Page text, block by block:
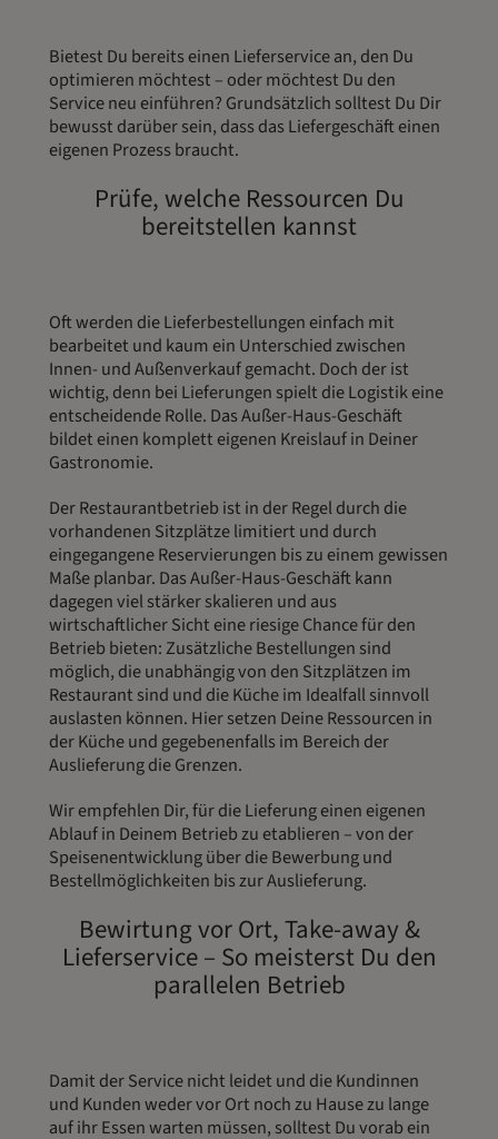
Bietest Du bereits einen Lieferservice an, den Du
optimieren möchtest – oder möchtest Du den
Service neu einführen? Grundsätzlich solltest Du Dir
bewusst darüber sein, dass das Liefergeschäft einen
eigenen Prozess braucht.
Prüfe, welche Ressourcen Du
bereitstellen kannst
Oft werden die Lieferbestellungen einfach mit
bearbeitet und kaum ein Unterschied zwischen
Innen- und Außenverkauf gemacht. Doch der ist
wichtig, denn bei Lieferungen spielt die Logistik eine
entscheidende Rolle. Das Außer-Haus-Geschäft
bildet einen komplett eigenen Kreislauf in Deiner
Gastronomie.
Der Restaurantbetrieb ist in der Regel durch die
vorhandenen Sitzplätze limitiert und durch
eingegangene Reservierungen bis zu einem gewissen
Maße planbar. Das Außer-Haus-Geschäft kann
dagegen viel stärker skalieren und aus
wirtschaftlicher Sicht eine riesige Chance für den
Betrieb bieten: Zusätzliche Bestellungen sind
möglich, die unabhängig von den Sitzplätzen im
Restaurant sind und die Küche im Idealfall sinnvoll
auslasten können. Hier setzen Deine Ressourcen in
der Küche und gegebenenfalls im Bereich der
Auslieferung die Grenzen.
Wir empfehlen Dir, für die Lieferung einen eigenen
Ablauf in Deinem Betrieb zu etablieren – von der
Speisenentwicklung über die Bewerbung und
Bestellmöglichkeiten bis zur Auslieferung.
Bewirtung vor Ort, Take-away &
Lieferservice – So meisterst Du den
parallelen Betrieb
Damit der Service nicht leidet und die Kundinnen
und Kunden weder vor Ort noch zu Hause zu lange
auf ihr Essen warten müssen, solltest Du vorab ein